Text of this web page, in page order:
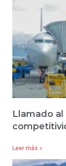
Llamado
Leer más »